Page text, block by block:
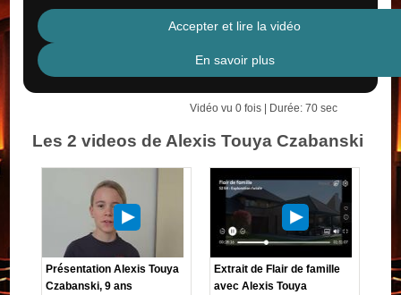
Accepter et lire la vidéo
En savoir plus
Vidéo vu 0 fois | Durée: 70 sec
Les 2 videos de Alexis Touya Czabanski
Présentation Alexis Touya
Czabanski, 9 ans
Extrait de Flair de famille
avec Alexis Touya